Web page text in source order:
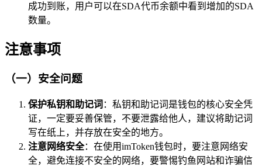
成功到账，用户可以在SDA代币余额中看到增加的SDA
数量。
注意事项
（一）安全问题
保护私钥和助记词 ：私钥和助记词是钱包的核心安全凭
证，一定要妥善保管，不要泄露给他人，建议将助记词
写在纸上，并存放在安全的地方。
注意网络安全：在使用imToken钱包时，要注意网络安
全，避免连接不安全的网络，要警惕钓鱼网站和诈骗信